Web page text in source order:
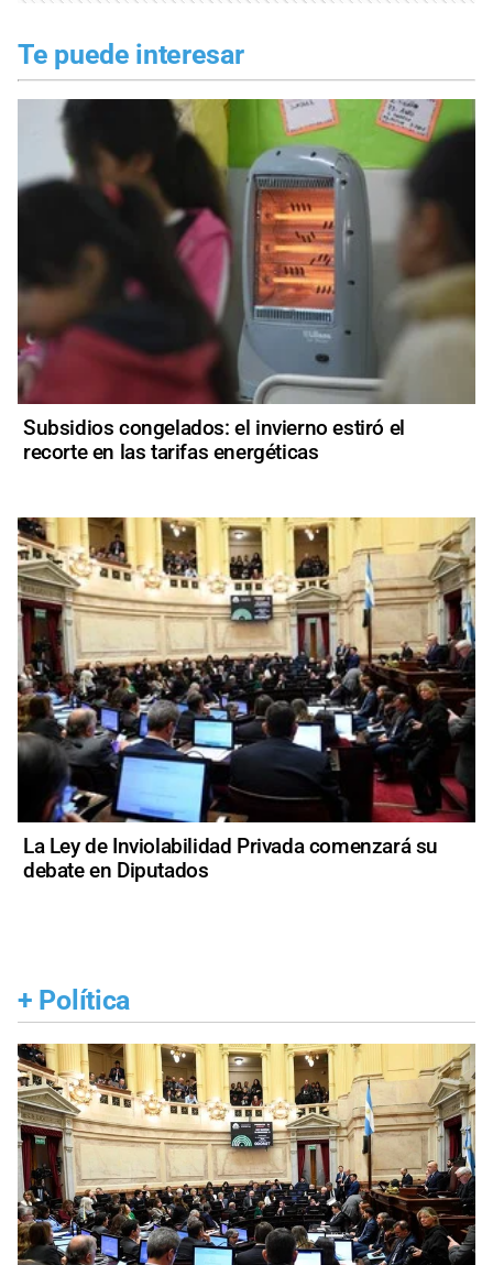
Te puede interesar
Subsidios congelados: el invierno estiró el
recorte en las tarifas energéticas
La Ley de Inviolabilidad Privada comenzará su
debate en Diputados
+ Política